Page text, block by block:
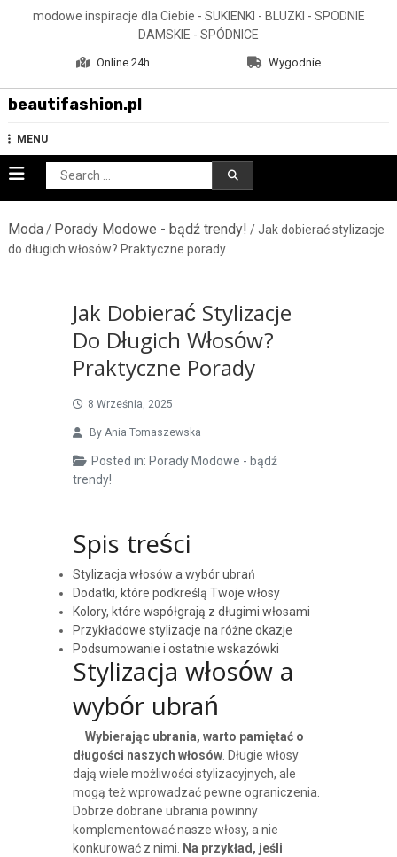
modowe inspiracje dla Ciebie - SUKIENKI - BLUZKI - SPODNIE
DAMSKIE - SPÓDNICE
Online 24h Wygodnie
beautifashion.pl
MENU
Search
for:
Moda/ Porady Modowe - bądź trendy! / Jak dobierać stylizacje
do długich włosów? Praktyczne porady
Jak Dobierać Stylizacje
Do Długich Włosów?
Praktyczne Porady
8 Września, 2025
By Ania Tomaszewska
Posted in: Porady Modowe - bądź
trendy!
Spis treści
Stylizacja włosów a wybór ubrań
Dodatki, które podkreślą Twoje włosy
Kolory, które współgrają z długimi włosami
Przykładowe stylizacje na różne okazje
Podsumowanie i ostatnie wskazówki
Stylizacja włosów a
wybór ubrań
Wybierając ubrania, warto pamiętać o
długości naszych włosów. Długie włosy
dają wiele możliwości stylizacyjnych, ale
mogą też wprowadzać pewne ograniczenia.
Dobrze dobrane ubrania powinny
komplementować nasze włosy, a nie
konkurować z nimi. Na przykład, jeśli